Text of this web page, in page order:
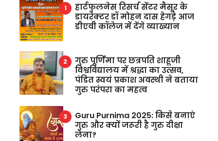
हार्टफुलनेस रिसर्च सेंटर मैसूर के
डायरेक्टर डॉ मोहन दास हेगड़े आज
डीएवी कॉलेज में देंगे व्याख्यान
गुरु पूर्णिमा पर छत्रपति शाहूजी
विश्वविद्यालय में श्रद्धा का उत्सव,
पंडित स्वयं प्रकाश अवस्थी ने बताया
गुरु परंपरा का महत्व
Guru Purnima 2025: किसे बनाएं
गुरु और क्यों जरूरी है गुरु दीक्षा
लेना?